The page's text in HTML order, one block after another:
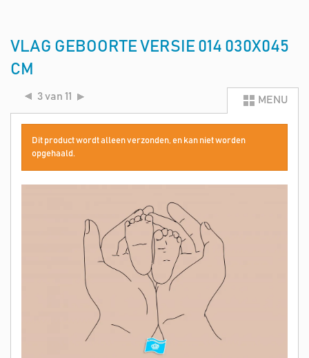
VLAG GEBOORTE VERSIE 014 030X045
CM
3 van 11 MENU
Dit product wordt alleen verzonden, en kan niet worden
opgehaald.